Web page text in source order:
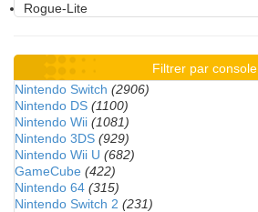
Rogue-Lite
Filtrer par console
Nintendo Switch (2906)
Nintendo DS (1100)
Nintendo Wii (1081)
Nintendo 3DS (929)
Nintendo Wii U (682)
GameCube (422)
Nintendo 64 (315)
Nintendo Switch 2 (231)